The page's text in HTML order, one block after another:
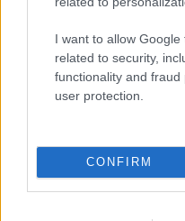
I want to allow
related to security,
functionality and
user protection.
CONFIRM
2024.11.13. Kiss Lajos